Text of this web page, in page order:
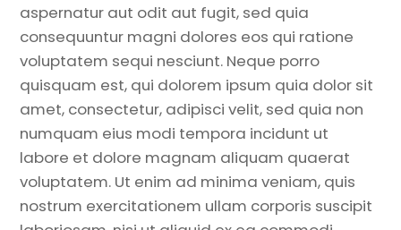
aspernatur aut odit aut fugit, sed quia
consequuntur magni dolores eos qui ratione
voluptatem sequi nesciunt. Neque porro
quisquam est, qui dolorem ipsum quia dolor sit
amet, consectetur, adipisci velit, sed quia non
numquam eius modi tempora incidunt ut
labore et dolore magnam aliquam quaerat
voluptatem. Ut enim ad minima veniam, quis
nostrum exercitationem ullam corporis suscipit